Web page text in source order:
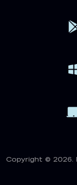
Copyright © 2026.